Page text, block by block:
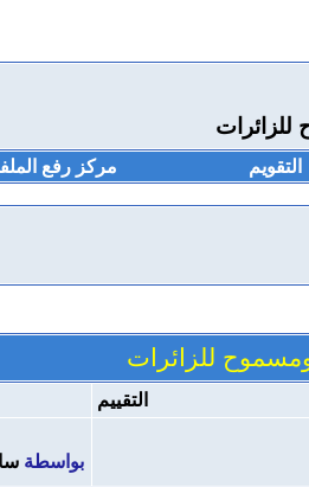
التقويم مركز رفع
التقييم
بواسطة